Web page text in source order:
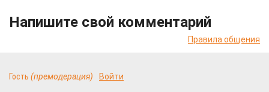
Напишите свой комментарий
Правила общения
Гость (премодерация) Войти